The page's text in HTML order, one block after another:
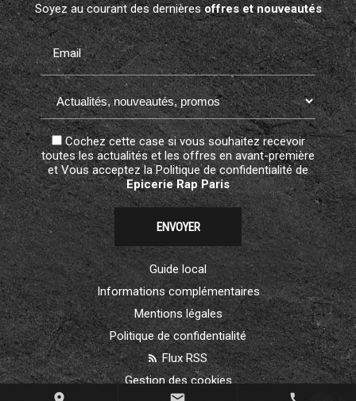
Soyez au courant des dernièresoffres et nouveautés
Email
Cochez cette case si vous souhaitez recevoir
toutes les actualités et les offres en avant-première
et Vous acceptez laPolitique de confidentialitéde
Epicerie Rap Paris
Guide local
Informations complémentaires
Mentions légales
Politique de confidentialité
Flux RSS
Gestion des cookies